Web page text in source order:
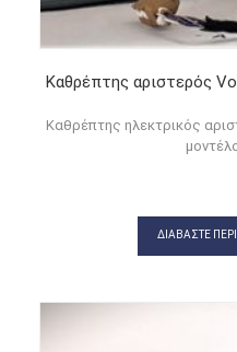
Καθρέπτης αριστερός
Καθρέπτης ηλεκτρικός
ΔΙΑΒΆΣΤΕ